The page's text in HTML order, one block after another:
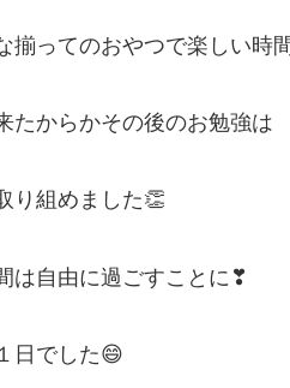
揃ってのおやつで楽しい時
たからかその後のお勉強は
り組めました👏
は自由に過ごすことに❣
日でした😄